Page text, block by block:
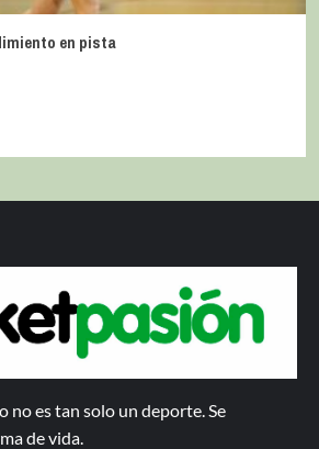
en pista
no es tan solo un deporte. Se
de vida.